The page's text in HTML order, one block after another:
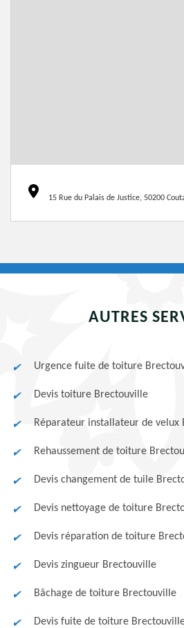
15 Rue du Palais de Justice, 50200
AUTRES
Urgence fuite de toiture
Devis toiture Brectouville
Réparateur installateur de velux
Rehaussement de toiture
Devis changement de tuile
Devis nettoyage de toiture
Devis réparation de toiture
Devis zingueur Brectouville
Bâchage de toiture Brectouville
Devis fuite de toiture